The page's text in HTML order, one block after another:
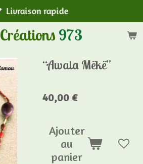
Créations 973
Livraison rapide
“Awala Mëkë”
40,00 €
Ajouter
au
panier